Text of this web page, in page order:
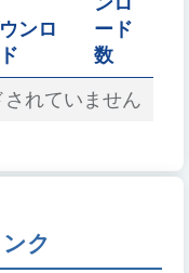
ンロ
ード
数
れていません
ク